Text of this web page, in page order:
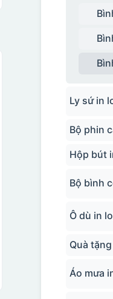
Ly sứ in
Bộ phin
Hộp bút
Bộ bình
Ô dù in
Quà
Áo mưa